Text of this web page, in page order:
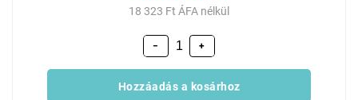
18 323 Ft ÁFA nélkül
+
−
Hozzáadás a kosárhoz